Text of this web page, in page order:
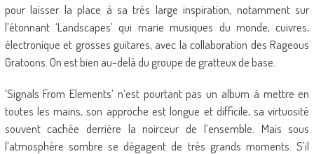
pour laisser la place à sa très large inspiration, notamment sur
l’étonnant ‘Landscapes’ qui marie musiques du monde, cuivres,
électronique et grosses guitares, avec la collaboration des Rageous
Gratoons. On est bien au-delà du groupe de gratteux de base.
‘Signals From Elements’ n’est pourtant pas un album à mettre en
toutes les mains, son approche est longue et difficile, sa virtuosité
souvent cachée derrière la noirceur de l’ensemble. Mais sous
l’atmosphère sombre se dégagent de très grands moments. S’il